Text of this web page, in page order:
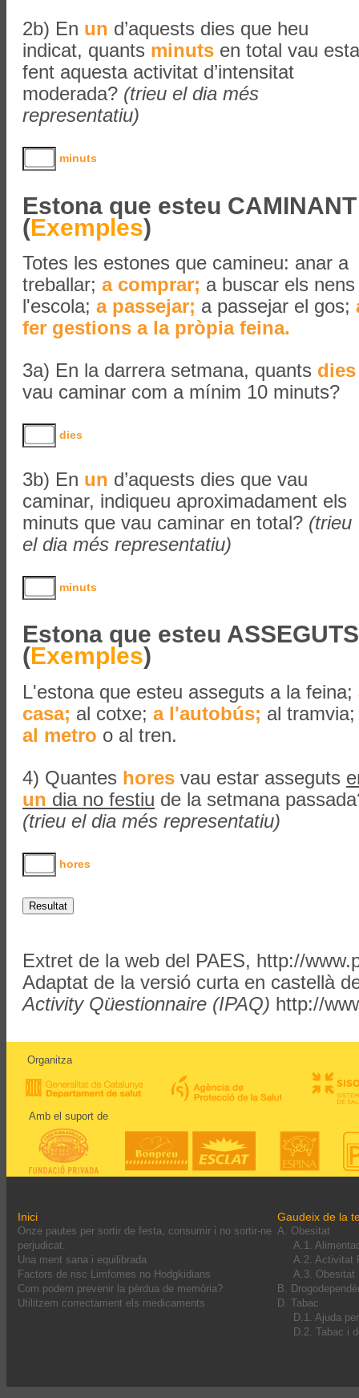
2b) En un d’aquests dies que heu
indicat, quants minuts en total vau
fent aquesta activitat d’intensitat
moderada? (trieu el dia més
representatiu)
minuts
Estona que esteu CAMINANT
(Exemples)
Totes les estones que camineu: anar a
treballar; a comprar; a buscar els
l'escola; a passejar; a passejar el gos;
fer gestions a la pròpia feina.
3a) En la darrera setmana, quants dies
vau caminar com a mínim 10 minuts?
dies
3b) En un d’aquests dies que vau
caminar, indiqueu aproximadament els
minuts que vau caminar en total? (trieu
el dia més representatiu)
minuts
Estona que esteu ASSEGUTS
(Exemples)
L'estona que esteu asseguts a la feina;
casa; al cotxe; a l'autobús; al tramvia;
al metro o al tren.
4) Quantes hores vau estar asseguts
un dia no festiu de la setmana
(trieu el dia més representatiu)
hores
Extret de la web del PAES, http://
Adaptat de la versió curta en castellà
Activity Qüestionnaire (IPAQ) http://
Organitza
Amb el suport de
Inici
Onze pautes per sortir de festa, consumir i no sortir-ne
perjudicat.
Una ment sana i equilibrada
Factors de risc Limfomes no Hodgkidians
Com podem prevenir la pèrdua de memòria?
Utilitzem correctament els medicaments
Gaudeix de la
A. Obesitat
A.1.
A.2. Activitat
A.3. Obesitat
B.
D. Tabac
D.1. Ajuda
D.2. Tabac i